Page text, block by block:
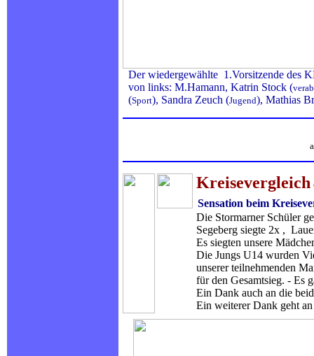
Der wiedergewählte 1.Vorsitzende des
von links: M.Hamann, Katrin Stock (
(Sport), Sandra Zeuch (Jugend), Mathias
Kreisevergleich
Sensation beim
Die Stormarner Schüler
Segeberg siegte 2x ,
Es siegten unsere Mädchen
Die Jungs U14 wurden Vierte
unserer teilnehmenden
für den Gesamtsieg. - Es
Ein Dank auch an die beiden
Ein weiterer Dank geht an